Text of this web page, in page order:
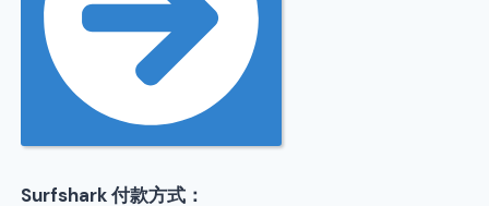
Surfshark付款方式：